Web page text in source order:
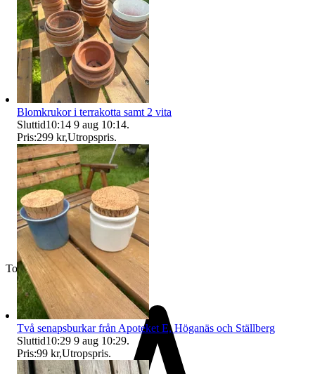
Toppsäljare
Blomkrukor i terrakotta samt 2 vita
Sluttid10:14 9 aug 10:14.
Pris:299 kr,Utropspris.
Två senapsburkar från Apoteket E, Höganäs och Ställberg
Sluttid10:29 9 aug 10:29.
Pris:99 kr,Utropspris.